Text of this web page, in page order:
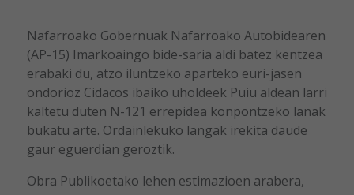
Nafarroako Gobernuak Nafarroako Autobidearen
(AP-15) Imarkoaingo bide-saria aldi batez kentzea
erabaki du, atzo iluntzeko aparteko euri-jasen
ondorioz Cidacos ibaiko uholdeek Puiu aldean larri
kaltetu duten N-121 errepidea konpontzeko lanak
bukatu arte. Ordainlekuko langak irekita daude
gaur eguerdian geroztik.
Obra Publikoetako lehen estimazioen arabera,